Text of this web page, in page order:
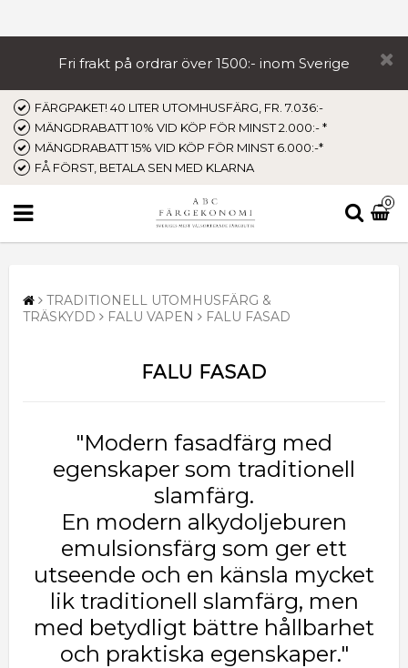
Fri frakt på ordrar över 1500:- inom Sverige
FÄRGPAKET! 40 LITER UTOMHUSFÄRG, FR. 7.036:-
MÄNGDRABATT 10% VID KÖP FÖR MINST 2.000:- *
MÄNGDRABATT 15% VID KÖP FÖR MINST 6.000:-*
FÅ FÖRST, BETALA SEN MED KLARNA
0
TRADITIONELL UTOMHUSFÄRG &
TRÄSKYDD
FALU VAPEN FALU FASAD
FALU FASAD
"Modern fasadfärg med
egenskaper som traditionell
slamfärg.
En modern alkydoljeburen
emulsionsfärg som ger ett
utseende och en känsla mycket
lik traditionell slamfärg, men
med betydligt bättre hållbarhet
och praktiska egenskaper."